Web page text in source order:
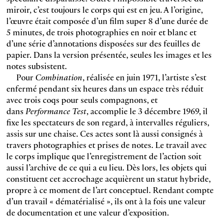
miroir, c’est toujours le corps qui est en jeu. A l’origine,
l’œuvre était composée d’un film super 8 d’une durée de
5 minutes, de trois photographies en noir et blanc et
d’une série d’annotations disposées sur des feuilles de
papier. Dans la version présentée, seules les images et les
notes subsistent.
Pour Combination, réalisée en juin 1971, l’artiste s’est
enfermé pendant six heures dans un espace très réduit
avec trois coqs pour seuls compagnons, et
dans Performance Test, accomplie le 3 décembre 1969, il
fixe les spectateurs de son regard, à intervalles réguliers,
assis sur une chaise. Ces actes sont là aussi consignés à
travers photographies et prises de notes. Le travail avec
le corps implique que l’enregistrement de l’action soit
aussi l’archive de ce qui a eu lieu. Dès lors, les objets qui
constituent cet accrochage acquièrent un statut hybride,
propre à ce moment de l’art conceptuel. Rendant compte
d’un travail « dématérialisé », ils ont à la fois une valeur
de documentation et une valeur d’exposition.